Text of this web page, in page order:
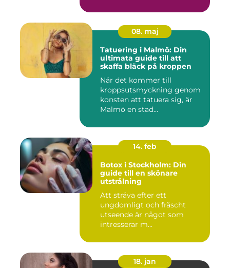
08. maj
Tatuering i Malmö: Din
ultimata guide till att
skaffa bläck på kroppen
När det kommer till
kroppsutsmyckning genom
konsten att tatuera sig, är
Malmö en stad...
14. feb
Botox i Stockholm: Din
guide till en skönare
utstrålning
Att sträva efter ett
ungdomligt och fräscht
utseende är något som
intresserar m...
18. jan